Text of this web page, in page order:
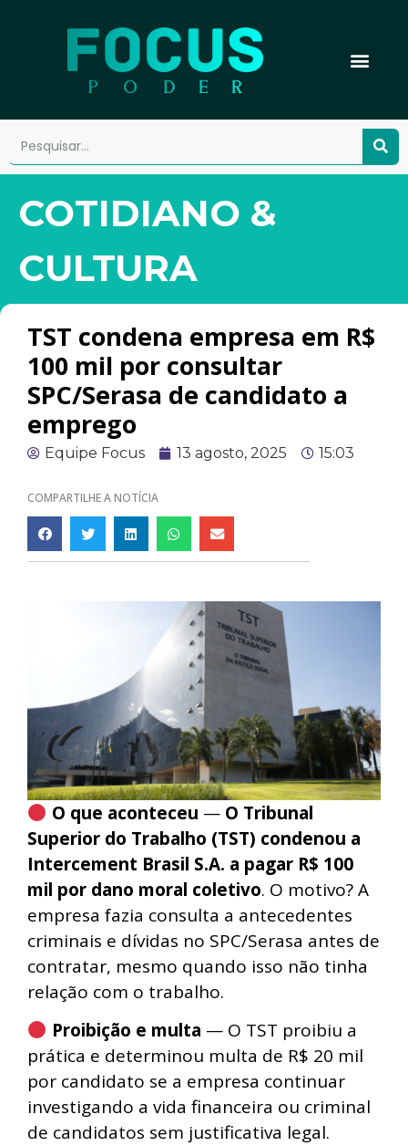
COTIDIANO &
CULTURA
TST condena empresa em R$
100 mil por consultar
SPC/Serasa de candidato a
emprego
Equipe Focus 13 agosto, 2025 15:03
COMPARTILHE A NOTÍCIA
O que aconteceu — O Tribunal
Superior do Trabalho (TST) condenou a
Intercement Brasil S.A. a pagar R$ 100
mil por dano moral coletivo. O motivo? A
empresa fazia consulta a antecedentes
criminais e dívidas no SPC/Serasa antes de
contratar, mesmo quando isso não tinha
relação com o trabalho.
Proibição e multa — O TST proibiu a
prática e determinou multa de R$ 20 mil
por candidato se a empresa continuar
investigando a vida financeira ou criminal
de candidatos sem justificativa legal.